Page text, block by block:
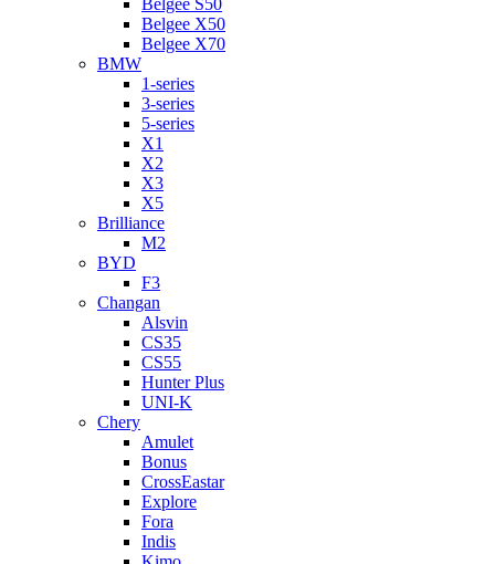
Belgee S50
Belgee X50
Belgee X70
BMW
1-series
3-series
5-series
X1
X2
X3
X5
Brilliance
M2
BYD
F3
Changan
Alsvin
CS35
CS55
Hunter Plus
UNI-K
Chery
Amulet
Bonus
CrossEastar
Explore
Fora
Indis